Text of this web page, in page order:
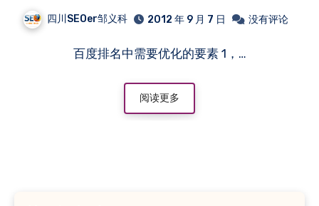
四川SEOer邹义科 2012 年 9 月 7 日 没有评论
百度排名中需要优化的要素 1，…
阅读更多